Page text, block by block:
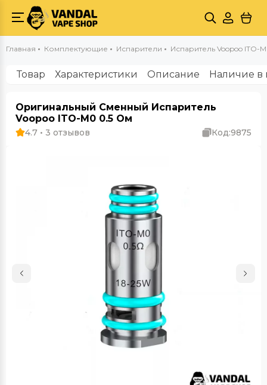
Главная Комплектующие Испарители Испаритель Voopoo ITO-
Товар Характеристики Описание Наличие в
Оригинальный Сменный Испаритель
Voopoo ITO-М0 0.5 Ом
4.7 • 3 отзывов Код:9875